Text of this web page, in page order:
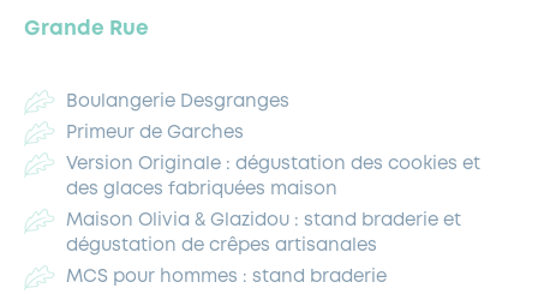
Grande Rue
Boulangerie Desgranges
Primeur de Garches
Version Originale : dégustation des cookies et
des glaces fabriquées maison
Maison Olivia & Glazidou : stand braderie et
dégustation de crêpes artisanales
MCS pour hommes : stand braderie